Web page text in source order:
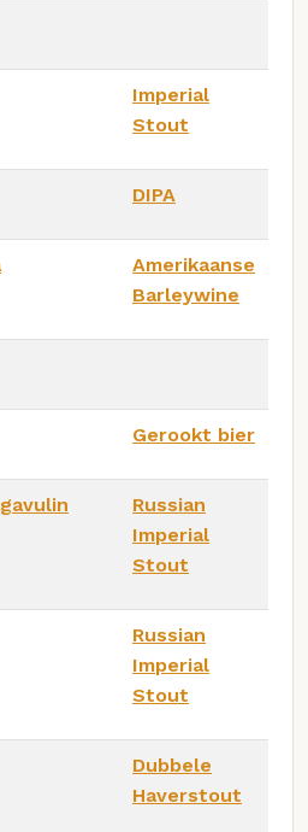
Imperial
Stout
DIPA
Amerikaanse
Barleywine
Gerookt bier
Russian
Imperial
Stout
Russian
Imperial
Stout
Dubbele
Haverstout